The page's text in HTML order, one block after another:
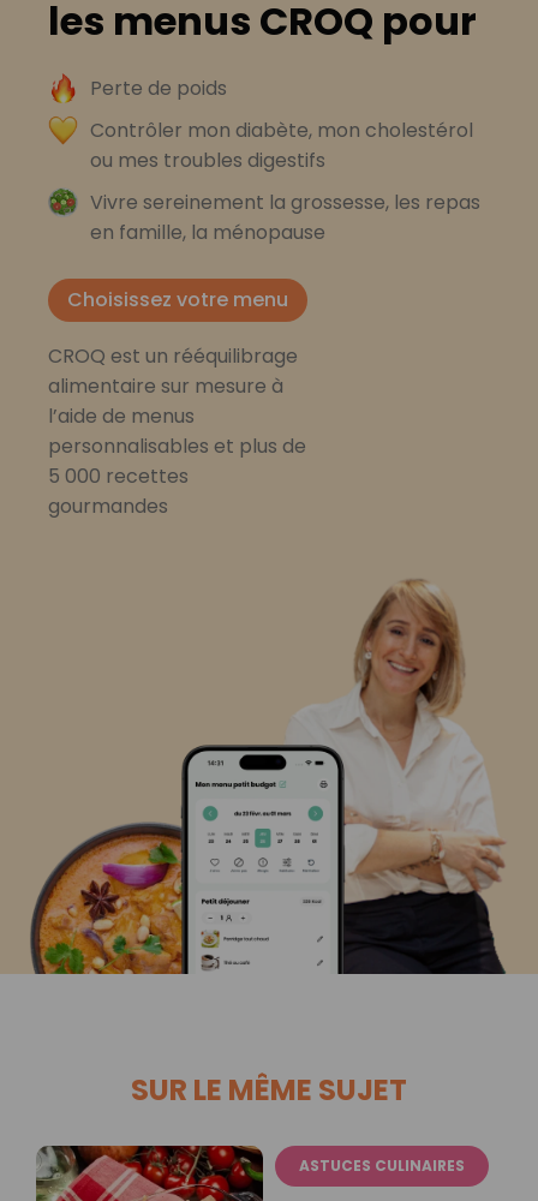
les menus CROQ pour
Perte de poids
Contrôler mon diabète, mon cholestérol
ou mes troubles digestifs
Vivre sereinement la grossesse, les repas
en famille, la ménopause
Choisissez votre menu
CROQ est un rééquilibrage
alimentaire sur mesure à
l’aide de menus
personnalisables et plus de
5 000 recettes
gourmandes
SUR LE MÊME SUJET
ASTUCES CULINAIRES